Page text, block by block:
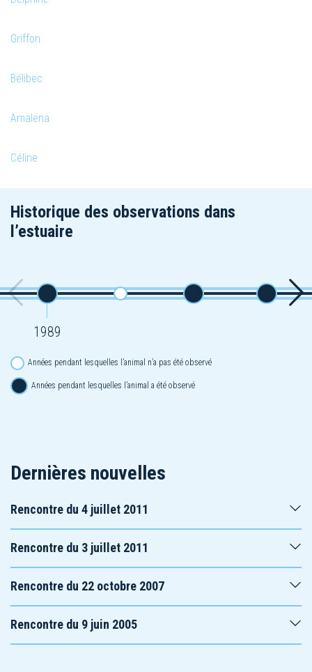
Griffon
Bélibec
Amalena
Céline
Historique des observations dans
l’estuaire
1989
Années pendant lesquelles l’animal n’a pas été observé
Années pendant lesquelles l’animal a été observé
Dernières nouvelles
Rencontre du 4 juillet 2011
Rencontre du 3 juillet 2011
Rencontre du 22 octobre 2007
Rencontre du 9 juin 2005